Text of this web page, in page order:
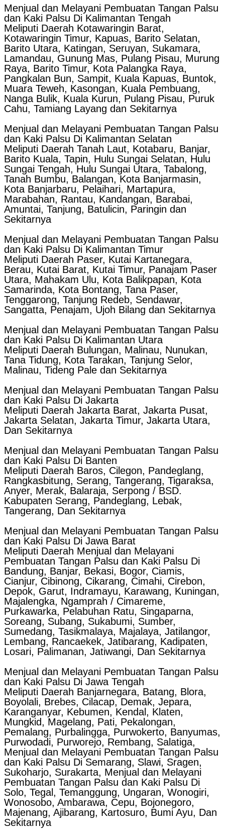
Menjual dan Melayani Pembuatan Tangan Palsu
dan Kaki Palsu Di Kalimantan Tengah
Meliputi Daerah Kotawaringin Barat,
Kotawaringin Timur, Kapuas, Barito Selatan,
Barito Utara, Katingan, Seruyan, Sukamara,
Lamandau, Gunung Mas, Pulang Pisau, Murung
Raya, Barito Timur, Kota Palangka Raya,
Pangkalan Bun, Sampit, Kuala Kapuas, Buntok,
Muara Teweh, Kasongan, Kuala Pembuang,
Nanga Bulik, Kuala Kurun, Pulang Pisau, Puruk
Cahu, Tamiang Layang dan Sekitarnya
Menjual dan Melayani Pembuatan Tangan Palsu
dan Kaki Palsu Di Kalimantan Selatan
Meliputi Daerah Tanah Laut, Kotabaru, Banjar,
Barito Kuala, Tapin, Hulu Sungai Selatan, Hulu
Sungai Tengah, Hulu Sungai Utara, Tabalong,
Tanah Bumbu, Balangan, Kota Banjarmasin,
Kota Banjarbaru, Pelaihari, Martapura,
Marabahan, Rantau, Kandangan, Barabai,
Amuntai, Tanjung, Batulicin, Paringin dan
Sekitarnya
Menjual dan Melayani Pembuatan Tangan Palsu
dan Kaki Palsu Di Kalimantan Timur
Meliputi Daerah Paser, Kutai Kartanegara,
Berau, Kutai Barat, Kutai Timur, Panajam Paser
Utara, Mahakam Ulu, Kota Balikpapan, Kota
Samarinda, Kota Bontang, Tana Paser,
Tenggarong, Tanjung Redeb, Sendawar,
Sangatta, Penajam, Ujoh Bilang dan Sekitarnya
Menjual dan Melayani Pembuatan Tangan Palsu
dan Kaki Palsu Di Kalimantan Utara
Meliputi Daerah Bulungan, Malinau, Nunukan,
Tana Tidung, Kota Tarakan, Tanjung Selor,
Malinau, Tideng Pale dan Sekitarnya
Menjual dan Melayani Pembuatan Tangan Palsu
dan Kaki Palsu Di Jakarta
Meliputi Daerah Jakarta Barat, Jakarta Pusat,
Jakarta Selatan, Jakarta Timur, Jakarta Utara,
Dan Sekitarnya
Menjual dan Melayani Pembuatan Tangan Palsu
dan Kaki Palsu Di Banten
Meliputi Daerah Baros, Cilegon, Pandeglang,
Rangkasbitung, Serang, Tangerang, Tigaraksa,
Anyer, Merak, Balaraja, Serpong / BSD.
Kabupaten Serang, Pandeglang, Lebak,
Tangerang, Dan Sekitarnya
Menjual dan Melayani Pembuatan Tangan Palsu
dan Kaki Palsu Di Jawa Barat
Meliputi Daerah Menjual dan Melayani
Pembuatan Tangan Palsu dan Kaki Palsu Di
Bandung, Banjar, Bekasi, Bogor, Ciamis,
Cianjur, Cibinong, Cikarang, Cimahi, Cirebon,
Depok, Garut, Indramayu, Karawang, Kuningan,
Majalengka, Ngamprah / Cimareme,
Purkawarka, Pelabuhan Ratu, Singaparna,
Soreang, Subang, Sukabumi, Sumber,
Sumedang, Tasikmalaya, Majalaya, Jatilangor,
Lembang, Rancaekek, Jatibarang, Kadipaten,
Losari, Palimanan, Jatiwangi, Dan Sekitarnya
Menjual dan Melayani Pembuatan Tangan Palsu
dan Kaki Palsu Di Jawa Tengah
Meliputi Daerah Banjarnegara, Batang, Blora,
Boyolali, Brebes, Cilacap, Demak, Jepara,
Karanganyar, Kebumen, Kendal, Klaten,
Mungkid, Magelang, Pati, Pekalongan,
Pemalang, Purbalingga, Purwokerto, Banyumas,
Purwodadi, Purworejo, Rembang, Salatiga,
Menjual dan Melayani Pembuatan Tangan Palsu
dan Kaki Palsu Di Semarang, Slawi, Sragen,
Sukoharjo, Surakarta, Menjual dan Melayani
Pembuatan Tangan Palsu dan Kaki Palsu Di
Solo, Tegal, Temanggung, Ungaran, Wonogiri,
Wonosobo, Ambarawa, Cepu, Bojonegoro,
Majenang, Ajibarang, Kartosuro, Bumi Ayu, Dan
Sekitarnya